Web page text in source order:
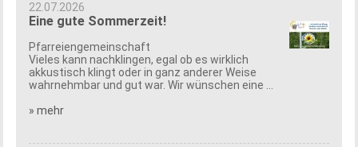
22.07.2026
Eine gute Sommerzeit!
Pfarreiengemeinschaft
Vieles kann nachklingen, egal ob es wirklich
akkustisch klingt oder in ganz anderer Weise
wahrnehmbar und gut war. Wir wünschen eine ...
» mehr